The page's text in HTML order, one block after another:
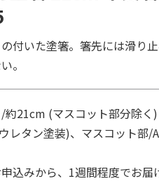
付いた塗箸。箸先には滑り
。
21cm (マスコット部分除く)
レタン塗装)、マスコット部/
込みから、1週間程度でお届